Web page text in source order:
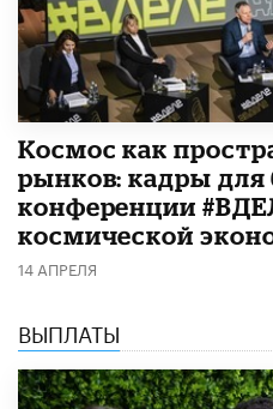
Космос как
рынков: кадры для
конференции
космической
14 АПРЕЛЯ
ВЫПЛАТЫ